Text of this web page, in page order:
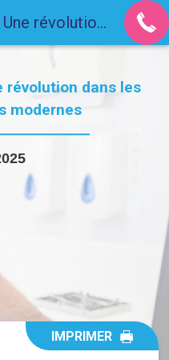
révolution dans les
modernes
IMPRIMER
La télédentisterie : Une révolution dans les soins dentaires modernes